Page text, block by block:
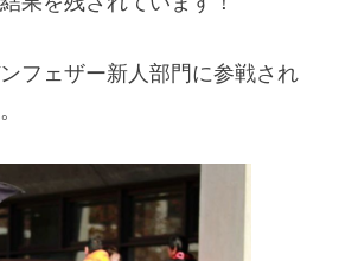
フェザー新人部門に参戦され